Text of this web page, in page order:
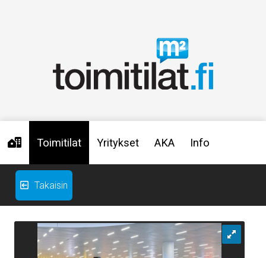
Toimitilat Yritykset AKA Info
Takaisin